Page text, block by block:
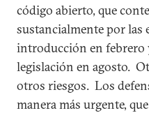
código abierto, que
sustancialmente por las
introducción en febrero
legislación en agosto.
otros riesgos. Los
manera más urgente,